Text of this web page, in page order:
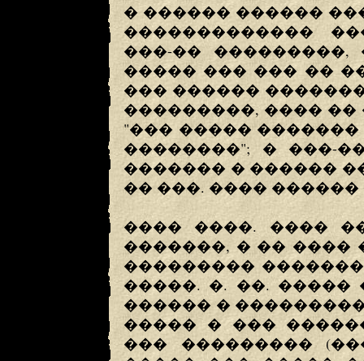
� ������ ������
�������������
���-��
����� ��� ��� ��
��� ������
���������, ����
"��� �����
��������"; � ���-
������� � ������
�� ���. ����
���� ����. ����
�������, � �� ����
���������
�����. �. ��. �����
������ �
����� � ���
��� ���������